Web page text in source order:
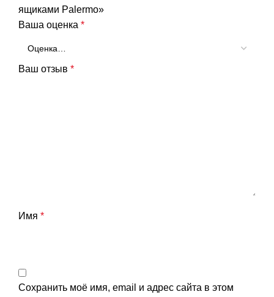
ящиками Palermo»
Ваша оценка *
Ваш отзыв *
Имя *
Сохранить моё имя, email и адрес сайта в этом